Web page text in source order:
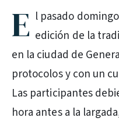
E l pasado
edición de la
en la ciudad de
protocolos y con un
Las participantes
hora antes a la